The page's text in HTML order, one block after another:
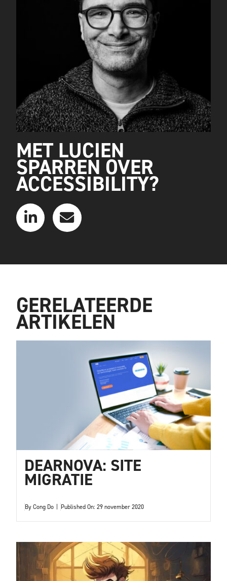
MET LUCIEN
SPARREN OVER
ACCESSIBILITY?
GERELATEERDE
ARTIKELEN
DEARNOVA: SITE
MIGRATIE
ByCong Do Published On: 29 november 2020